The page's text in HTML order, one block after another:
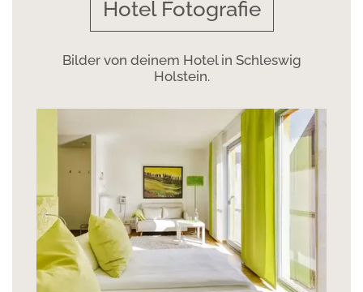
Hotel Fotografie
Bilder von deinem Hotel in Schleswig
Holstein.